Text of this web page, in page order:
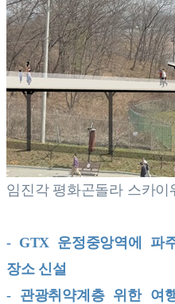
임진각 평화곤돌라 스카
- GTX 운정중앙역에 파
장소 신설
- 관광취약계층 위한 여